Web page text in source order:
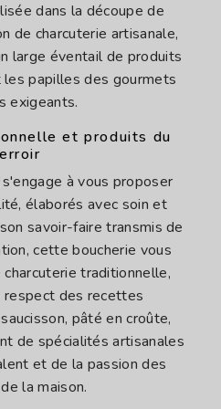
dans la découpe de
de charcuterie artisanale,
large éventail de produits
les papilles des gourmets
exigeants.
et produits du
à vous proposer
élaborés avec soin et
savoir-faire transmis de
cette boucherie vous
traditionnelle,
respect des recettes
pâté en croûte,
de spécialités artisanales
et de la passion des
la maison.